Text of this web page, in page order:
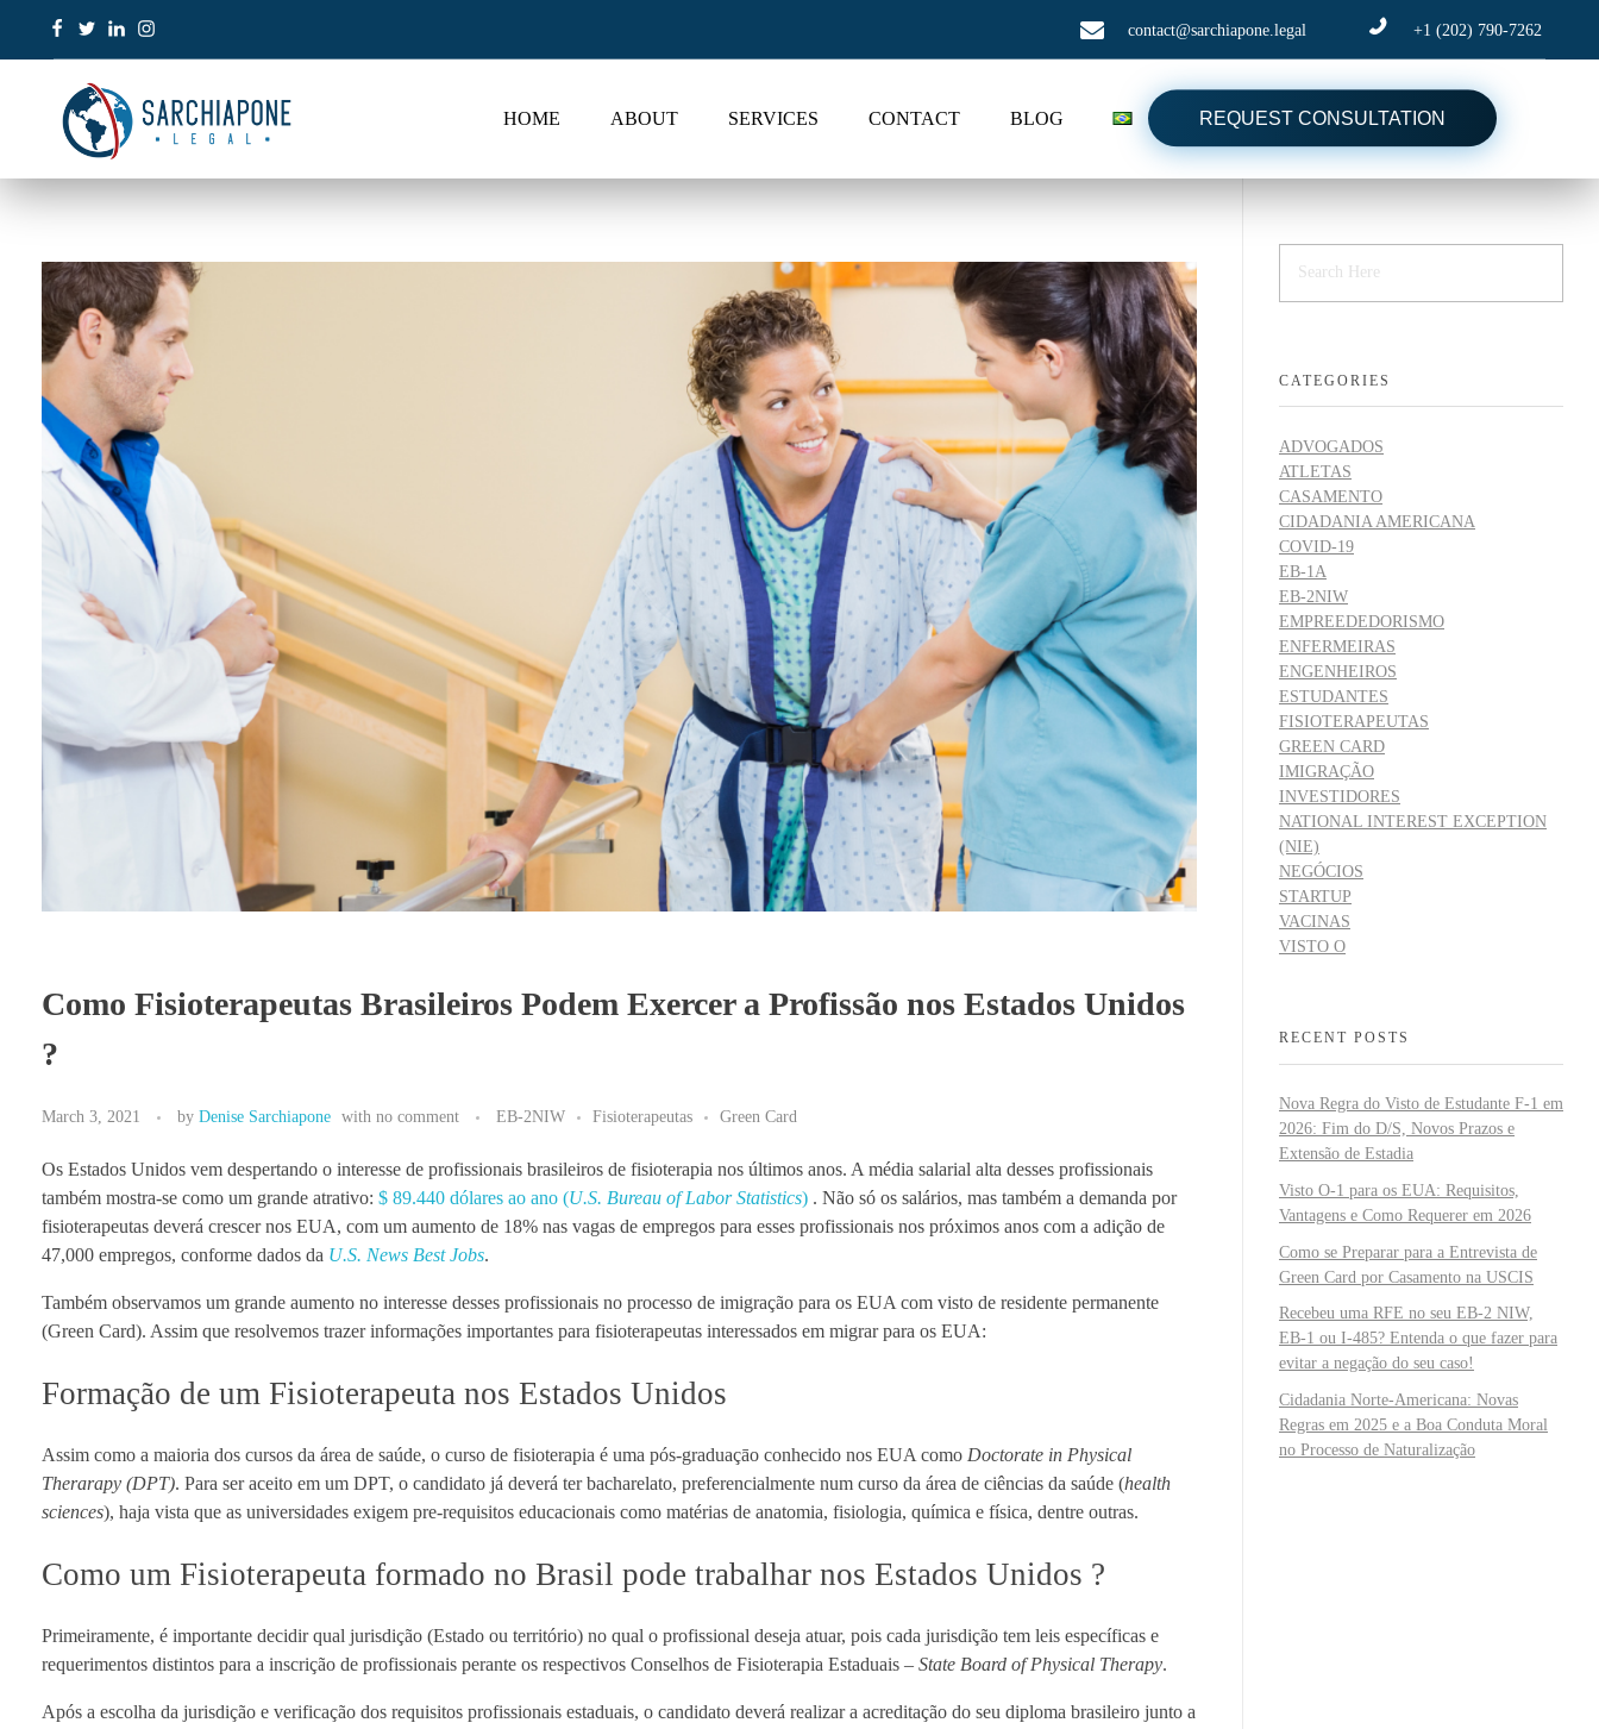
contact@sarchiapone.legal +1 (202) 790-7262
REQUEST CONSULTATION
HOME ABOUT SERVICES CONTACT BLOG
Como Fisioterapeutas Brasileiros Podem Exercer a Profissão nos Estados Unidos
?
March 3, 2021 by Denise Sarchiapone with no comment EB-2NIW Fisioterapeutas Green Card
Os Estados Unidos vem despertando o interesse de profissionais brasileiros de fisioterapia nos últimos anos. A média salarial alta desses profissionais
também mostra-se como um grande atrativo: $ 89.440 dólares ao ano (U.S. Bureau of Labor Statistics) . Não só os salários, mas também a demanda por
fisioterapeutas deverá crescer nos EUA, com um aumento de 18% nas vagas de empregos para esses profissionais nos próximos anos com a adição de
47,000 empregos, conforme dados da U.S. News Best Jobs.
Também observamos um grande aumento no interesse desses profissionais no processo de imigração para os EUA com visto de residente permanente
(Green Card). Assim que resolvemos trazer informações importantes para fisioterapeutas interessados em migrar para os EUA:
Formação de um Fisioterapeuta nos Estados Unidos
Assim como a maioria dos cursos da área de saúde, o curso de fisioterapia é uma pós-graduaçāo conhecido nos EUA como Doctorate in Physical
Therarapy (DPT). Para ser aceito em um DPT, o candidato já deverá ter bacharelato, preferencialmente num curso da área de ciências da saúde (health
sciences), haja vista que as universidades exigem pre-requisitos educacionais como matérias de anatomia, fisiologia, química e física, dentre outras.
Como um Fisioterapeuta formado no Brasil pode trabalhar nos Estados Unidos ?
Primeiramente, é importante decidir qual jurisdição (Estado ou território) no qual o profissional deseja atuar, pois cada jurisdição tem leis específicas e
requerimentos distintos para a inscrição de profissionais perante os respectivos Conselhos de Fisioterapia Estaduais – State Board of Physical Therapy.
Após a escolha da jurisdição e verificação dos requisitos profissionais estaduais, o candidato deverá realizar a acreditação do seu diploma brasileiro junto a
CATEGORIES
ADVOGADOS
ATLETAS
CASAMENTO
CIDADANIA AMERICANA
COVID-19
EB-1A
EB-2NIW
EMPREEDEDORISMO
ENFERMEIRAS
ENGENHEIROS
ESTUDANTES
FISIOTERAPEUTAS
GREEN CARD
IMIGRAÇÃO
INVESTIDORES
NATIONAL INTEREST EXCEPTION
(NIE)
NEGÓCIOS
STARTUP
VACINAS
VISTO O
RECENT POSTS
Nova Regra do Visto de Estudante F-1 em
2026: Fim do D/S, Novos Prazos e
Extensão de Estadia
Visto O-1 para os EUA: Requisitos,
Vantagens e Como Requerer em 2026
Como se Preparar para a Entrevista de
Green Card por Casamento na USCIS
Recebeu uma RFE no seu EB-2 NIW,
EB-1 ou I-485? Entenda o que fazer para
evitar a negação do seu caso!
Cidadania Norte-Americana: Novas
Regras em 2025 e a Boa Conduta Moral
no Processo de Naturalização